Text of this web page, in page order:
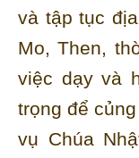
và tập tục
Mo, Then,
việc dạy và
trọng để
vụ Chúa